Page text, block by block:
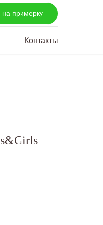
на примерку
Контакты